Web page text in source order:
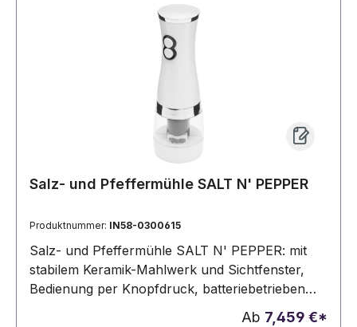
Salz- und Pfeffermühle SALT N' PEPPER
Produktnummer: IN58-0300615
Salz- und Pfeffermühle SALT N' PEPPER: mit
stabilem Keramik-Mahlwerk und Sichtfenster,
Bedienung per Knopfdruck, batteriebetrieben
(4x AA Batterien nicht enthalten), in Box
Ab 7,459 €*